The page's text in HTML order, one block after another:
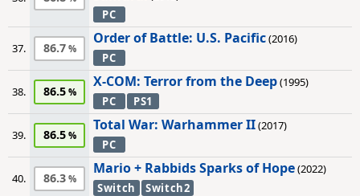
PC
37. 86.7
Order of Battle: U.S. Pacific(2016)
PC
38. 86.5
X-COM: Terror from the Deep(1995)
PC
PS1
39. 86.5
Total War: Warhammer II(2017)
PC
40. 86.3
Mario + Rabbids Sparks of Hope(2022)
Switch
Switch2